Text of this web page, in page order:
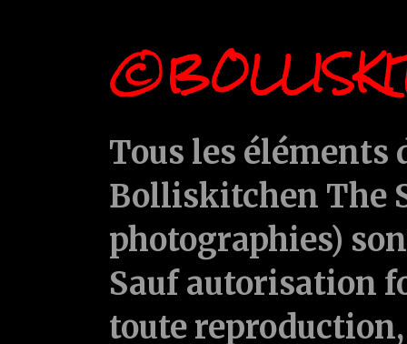
Tous les
Bolliskitchen The
photographies)
Sauf autorisation
toute